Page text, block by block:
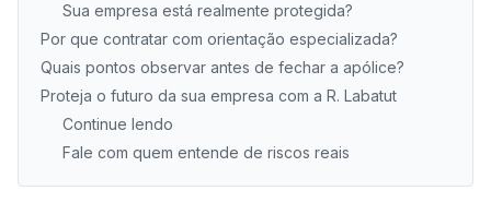
Sua empresa está realmente protegida?
Por que contratar com orientação especializada?
Quais pontos observar antes de fechar a apólice?
Proteja o futuro da sua empresa com a R. Labatut
Continue lendo
Fale com quem entende de riscos reais